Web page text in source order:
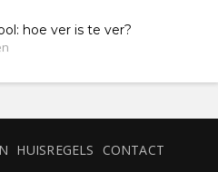
hoe ver is te ver?
HUISREGELS CONTACT